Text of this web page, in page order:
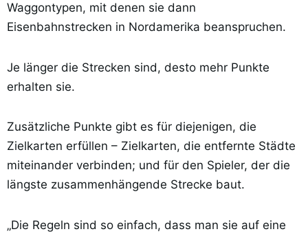
Waggontypen, mit denen sie dann
Eisenbahnstrecken in Nordamerika beanspruchen.
Je länger die Strecken sind, desto mehr Punkte
erhalten sie.
Zusätzliche Punkte gibt es für diejenigen, die
Zielkarten erfüllen – Zielkarten, die entfernte Städte
miteinander verbinden; und für den Spieler, der die
längste zusammenhängende Strecke baut.
„Die Regeln sind so einfach, dass man sie auf eine